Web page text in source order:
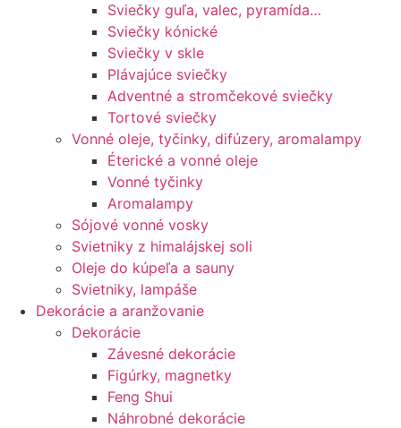
Sviečky guľa, valec, pyramída…
Sviečky kónické
Sviečky v skle
Plávajúce sviečky
Adventné a stromčekové sviečky
Tortové sviečky
Vonné oleje, tyčinky, difúzery, aromalampy
Éterické a vonné oleje
Vonné tyčinky
Aromalampy
Sójové vonné vosky
Svietniky z himalájskej soli
Oleje do kúpeľa a sauny
Svietniky, lampáše
Dekorácie a aranžovanie
Dekorácie
Závesné dekorácie
Figúrky, magnetky
Feng Shui
Náhrobné dekorácie